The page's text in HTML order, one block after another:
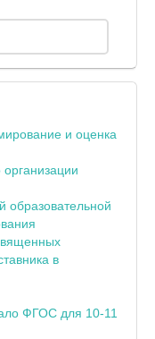
и оценка
образовательной
в
ФГОС для 10-11